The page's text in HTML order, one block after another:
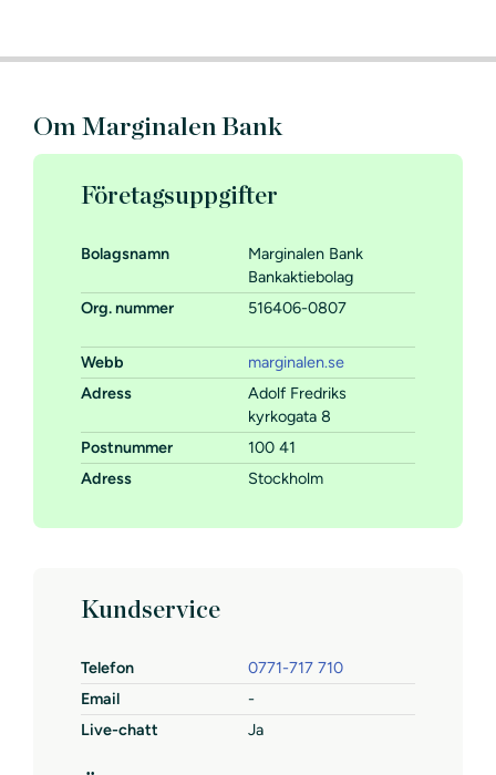
Om Marginalen Bank
Företagsuppgifter
Bolagsnamn
Marginalen Bank
Bankaktiebolag
Org. nummer
516406-0807
Webb
marginalen.se
Adress
Adolf Fredriks
kyrkogata 8
Postnummer
100 41
Adress
Stockholm
Kundservice
Telefon
0771-717 710
Email
-
Live-chatt
Ja